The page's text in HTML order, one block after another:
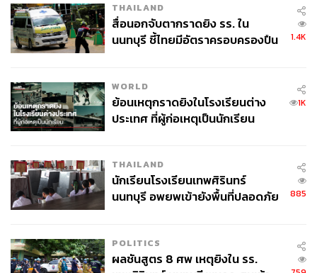
THAILAND
สื่อนอกจับตากราดยิง รร. ใน
นนทบุรี ชี้ไทยมีอัตราครอบครองปืน
1.4K
WORLD
ย้อนเหตุกราดยิงในโรงเรียนต่าง
ประเทศ ที่ผู้ก่อเหตุเป็นนักเรียน
1K
THAILAND
นักเรียนโรงเรียนเทพศิรินทร์
นนทบุรี อพยพเข้ายังพื้นที่ปลอดภัย
885
POLITICS
ผลชันสูตร 8 ศพ เหตุยิงใน รร.